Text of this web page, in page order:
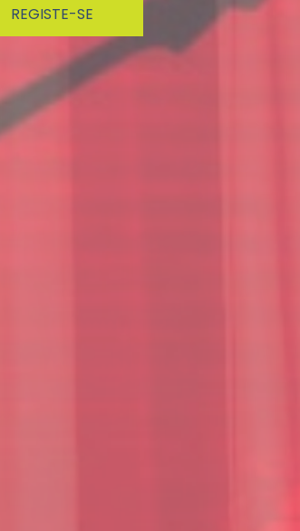
REGISTE-SE